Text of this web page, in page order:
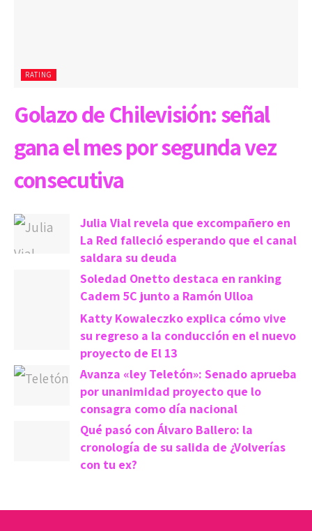
RATING
Golazo de Chilevisión: señal
gana el mes por segunda vez
consecutiva
Julia Vial revela que excompañero en
La Red falleció esperando que el canal
saldara su deuda
Soledad Onetto destaca en ranking
Cadem 5C junto a Ramón Ulloa
Katty Kowaleczko explica cómo vive
su regreso a la conducción en el nuevo
proyecto de El 13
Avanza «ley Teletón»: Senado aprueba
por unanimidad proyecto que lo
consagra como día nacional
Qué pasó con Álvaro Ballero: la
cronología de su salida de ¿Volverías
con tu ex?